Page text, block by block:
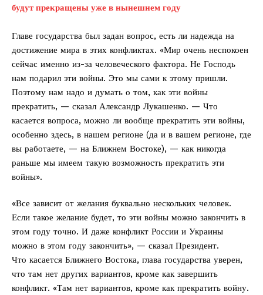
будут прекращены уже в нынешнем году
Главе государства был задан вопрос, есть ли надежда на
достижение мира в этих конфликтах. «Мир очень неспокоен
сейчас именно из-за человеческого фактора. Не Господь
нам подарил эти войны. Это мы сами к этому пришли.
Поэтому нам надо и думать о том, как эти войны
прекратить, — сказал Александр Лукашенко. — Что
касается вопроса, можно ли вообще прекратить эти войны,
особенно здесь, в нашем регионе (да и в вашем регионе, где
вы работаете, — на Ближнем Востоке), — как никогда
раньше мы имеем такую возможность прекратить эти
войны».
«Все зависит от желания буквально нескольких человек.
Если такое желание будет, то эти войны можно закончить в
этом году точно. И даже конфликт России и Украины
можно в этом году закончить», — сказал Президент.
Что касается Ближнего Востока, глава государства уверен,
что там нет других вариантов, кроме как завершить
конфликт. «Там нет вариантов, кроме как прекратить войну.